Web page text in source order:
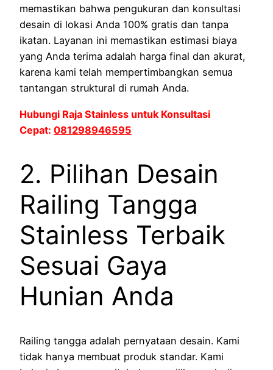
memastikan bahwa pengukuran dan konsultasi
desain di lokasi Anda 100% gratis dan tanpa
ikatan. Layanan ini memastikan estimasi biaya
yang Anda terima adalah harga final dan akurat,
karena kami telah mempertimbangkan semua
tantangan struktural di rumah Anda.
Hubungi Raja Stainless untuk Konsultasi
Cepat: 081298946595
2. Pilihan Desain
Railing Tangga
Stainless Terbaik
Sesuai Gaya
Hunian Anda
Railing tangga adalah pernyataan desain. Kami
tidak hanya membuat produk standar. Kami